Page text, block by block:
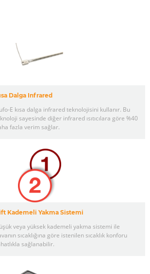
Dalga Infrared
E kısa dalga infrared teknolojisini kullanır. Bu
sayesinde diğer infrared ısıtıcılara göre %40
fazla verim sağlar.
Kademeli Yakma Sistemi
veya yüksek kademeli yakma sistemi ile
sıcaklığına göre istenilen sıcaklık konforu
sağlanabilir.